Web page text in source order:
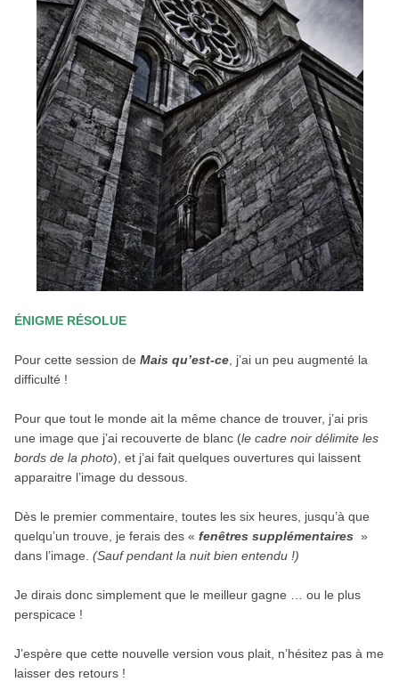
ÉNIGME RÉSOLUE
Pour cette session de Mais qu’est-ce, j’ai un peu augmenté la
difficulté !
Pour que tout le monde ait la même chance de trouver, j’ai pris
une image que j’ai recouverte de blanc (le cadre noir délimite les
bords de la photo), et j’ai fait quelques ouvertures qui laissent
apparaitre l’image du dessous.
Dès le premier commentaire, toutes les six heures, jusqu’à que
quelqu’un trouve, je ferais des « fenêtres supplémentaires »
dans l’image. (Sauf pendant la nuit bien entendu !)
Je dirais donc simplement que le meilleur gagne … ou le plus
perspicace !
J’espère que cette nouvelle version vous plait, n’hésitez pas à me
laisser des retours !